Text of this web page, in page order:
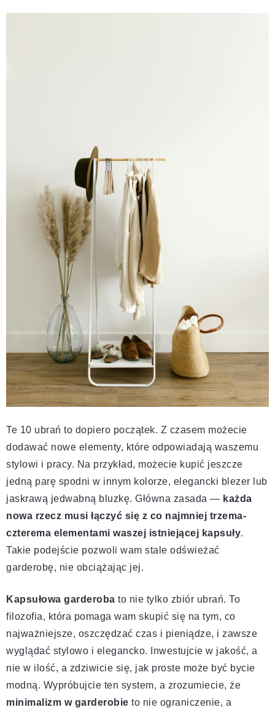
Te 10 ubrań to dopiero początek. Z czasem możecie
dodawać nowe elementy, które odpowiadają waszemu
stylowi i pracy. Na przykład, możecie kupić jeszcze
jedną parę spodni w innym kolorze, elegancki blezer lub
jaskrawą jedwabną bluzkę. Główna zasada — każda
nowa rzecz musi łączyć się z co najmniej trzema-
czterema elementami waszej istniejącej kapsuły.
Takie podejście pozwoli wam stale odświeżać
garderobę, nie obciążając jej.
Kapsułowa garderoba to nie tylko zbiór ubrań. To
filozofia, która pomaga wam skupić się na tym, co
najważniejsze, oszczędzać czas i pieniądze, i zawsze
wyglądać stylowo i elegancko. Inwestujcie w jakość, a
nie w ilość, a zdziwicie się, jak proste może być bycie
modną. Wypróbujcie ten system, a zrozumiecie, że
minimalizm w garderobie to nie ograniczenie, a